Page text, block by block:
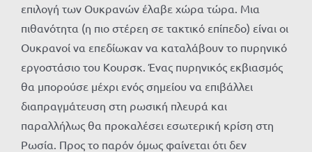
επιλογή των Ουκρανών έλαβε χώρα τώρα. Μια
πιθανότητα (η πιο στέρεη σε τακτικό επίπεδο) είναι οι
Ουκρανοί να επεδίωκαν να καταλάβουν το πυρηνικό
εργοστάσιο του Κουρσκ. Ένας πυρηνικός εκβιασμός
θα μπορούσε μέχρι ενός σημείου να επιβάλλει
διαπραγμάτευση στη ρωσική πλευρά και
παραλλήλως θα προκαλέσει εσωτερική κρίση στη
Ρωσία. Προς το παρόν όμως φαίνεται ότι δεν